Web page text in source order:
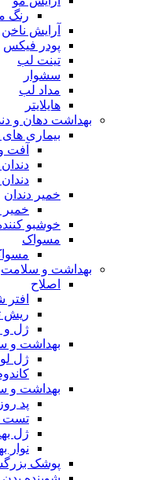
رنگ
آرایش ناخن
پودر فیکس
تینت لب
سشوار
مداد لب
هایلایتر
بهداشت دهان و
بیماری های
آفت
خمیر دندان
خمیر
خوشبو
مسواک
بهداشت و سلامت
اصلاح
افتر
ریش
ژل و
بهداشت و
ژل
بهداشت و
پد
تست
ژل
نوار
پوشک